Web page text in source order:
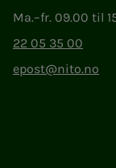
Ma.–fr. 09.00 til
22 05 35 00
epost@nito.no